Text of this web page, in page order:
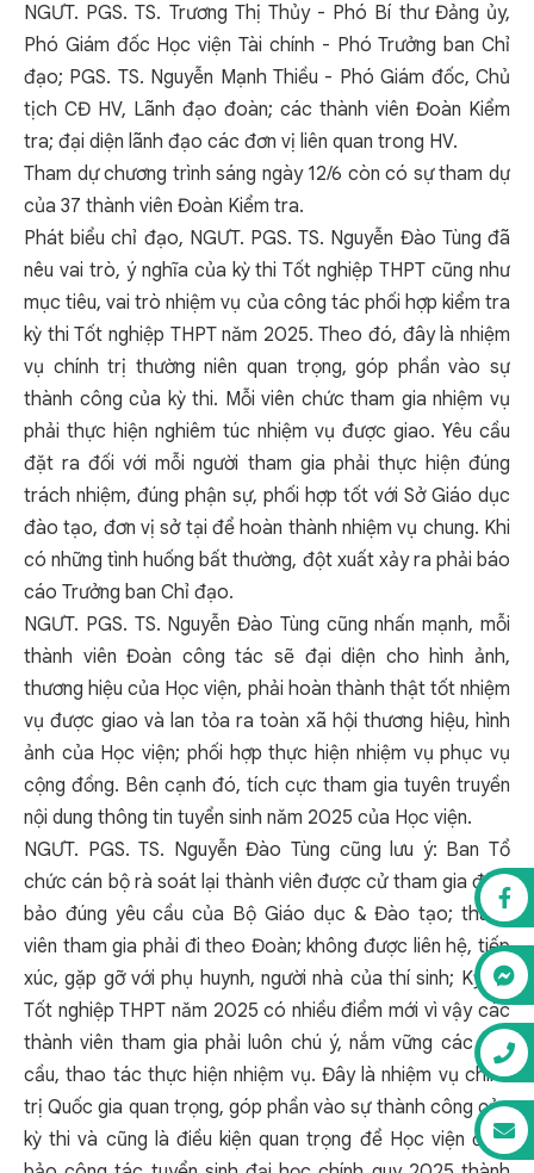
NGƯT. PGS. TS. Trương Thị Thủy - Phó Bí thư Đảng ủy,
Phó Giám đốc Học viện Tài chính - Phó Trưởng ban Chỉ
đạo; PGS. TS. Nguyễn Mạnh Thiều - Phó Giám đốc, Chủ
tịch CĐ HV, Lãnh đạo đoàn; các thành viên Đoàn Kiểm
tra; đại diện lãnh đạo các đơn vị liên quan trong HV.
Tham dự chương trình sáng ngày 12/6 còn có sự tham dự
của 37 thành viên Đoàn Kiểm tra.
Phát biểu chỉ đạo, NGƯT. PGS. TS. Nguyễn Đào Tùng đã
nêu vai trò, ý nghĩa của kỳ thi Tốt nghiệp THPT cũng như
mục tiêu, vai trò nhiệm vụ của công tác phối hợp kiểm tra
kỳ thi Tốt nghiệp THPT năm 2025. Theo đó, đây là nhiệm
vụ chính trị thường niên quan trọng, góp phần vào sự
thành công của kỳ thi. Mỗi viên chức tham gia nhiệm vụ
phải thực hiện nghiêm túc nhiệm vụ được giao. Yêu cầu
đặt ra đối với mỗi người tham gia phải thực hiện đúng
trách nhiệm, đúng phận sự, phối hợp tốt với Sở Giáo dục
đào tạo, đơn vị sở tại để hoàn thành nhiệm vụ chung. Khi
có những tình huống bất thường, đột xuất xảy ra phải báo
cáo Trưởng ban Chỉ đạo.
NGƯT. PGS. TS. Nguyễn Đào Tùng cũng nhấn mạnh, mỗi
thành viên Đoàn công tác sẽ đại diện cho hình ảnh,
thương hiệu của Học viện, phải hoàn thành thật tốt nhiệm
vụ được giao và lan tỏa ra toàn xã hội thương hiệu, hình
ảnh của Học viện; phối hợp thực hiện nhiệm vụ phục vụ
cộng đồng. Bên cạnh đó, tích cực tham gia tuyên truyền
nội dung thông tin tuyển sinh năm 2025 của Học viện.
NGƯT. PGS. TS. Nguyễn Đào Tùng cũng lưu ý: Ban Tổ
chức cán bộ rà soát lại thành viên được cử tham gia đảm
bảo đúng yêu cầu của Bộ Giáo dục & Đào tạo; thành
viên tham gia phải đi theo Đoàn; không được liên hệ, tiếp
xúc, gặp gỡ với phụ huynh, người nhà của thí sinh; Kỳ thi
Tốt nghiệp THPT năm 2025 có nhiều điểm mới vì vậy các
thành viên tham gia phải luôn chú ý, nắm vững các yêu
cầu, thao tác thực hiện nhiệm vụ. Đây là nhiệm vụ chính
trị Quốc gia quan trọng, góp phần vào sự thành công của
kỳ thi và cũng là điều kiện quan trọng để Học viện đảm